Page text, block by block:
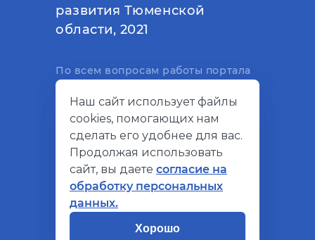
развития Тюменской
области, 2021
По всем вопросам работы портала
электронный адрес
support@socialkompas.ru
© Социальный компас, 2026
Политика конфиденциальности
Наш сайт использует файлы
cookies, помогающих нам
сделать его удобнее для вас.
Продолжая использовать
сайт, вы даете согласие на
обработку персональных
данных.
Хорошо